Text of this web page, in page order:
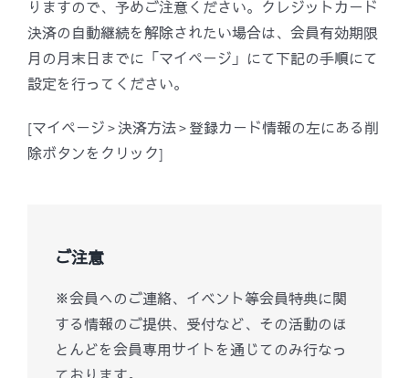
りますので、予めご注意ください。クレジットカード
決済の自動継続を解除されたい場合は、会員有効期限
月の月末日までに「マイページ」にて下記の手順にて
設定を行ってください。
[マイページ > 決済方法 > 登録カード情報の左にある削
除ボタンをクリック]
ご注意
※会員へのご連絡、イベント等会員特典に関
する情報のご提供、受付など、その活動のほ
とんどを会員専用サイトを通じてのみ行なっ